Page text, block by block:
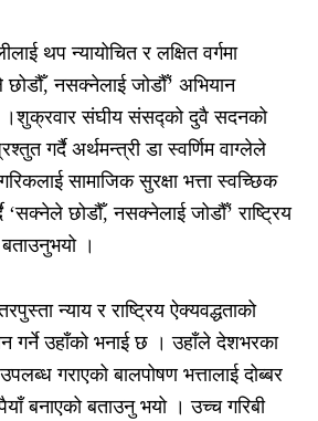
थप न्यायोचित र लक्षित वर्गमा
नसक्नेलाई जोडौँ’ अभियान
।शुक्रवार संघीय संसद्को दुवै सदनको
गर्दै अर्थमन्त्री डा स्वर्णिम वाग्लेले
सामाजिक सुरक्षा भत्ता स्वच्छिक
‘सक्नेले छोडौँ, नसक्नेलाई जोडौँ’ राष्ट्रिय
।
न्याय र राष्ट्रिय ऐक्यवद्धताको
गर्ने उहाँको भनाई छ । उहाँले देशभरका
गराएको बालपोषण भत्तालाई दोब्बर
बनाएको बताउनु भयो । उच्च गरिबी